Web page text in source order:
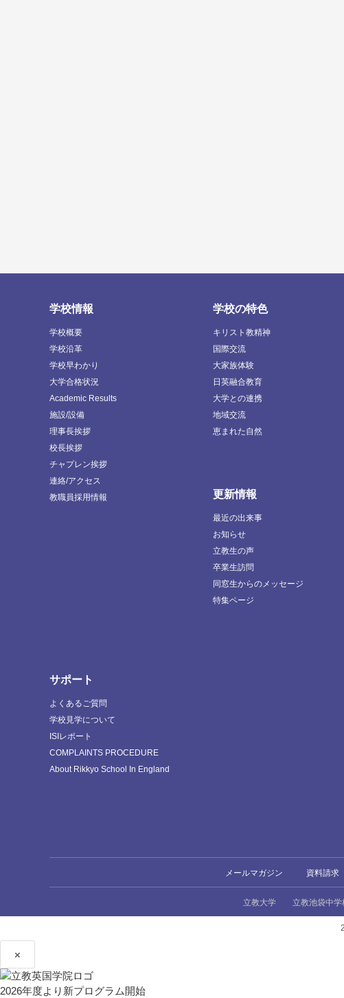
学校情報
学校概要
学校沿革
学校早わかり
大学合格状況
Academic Results
施設/設備
理事長挨拶
校長挨拶
チャプレン挨拶
連絡/アクセス
教職員採用情報
学校の特色
キリスト教精神
国際交流
大家族体験
日英融合教育
大学との連携
地域交流
恵まれた自然
更新情報
最近の出来事
お知らせ
立教生の声
卒業生訪問
同窓生からのメッセージ
特集ページ
サポート
よくあるご質問
学校見学について
ISIレポート
COMPLAINTS PROCEDURE
About Rikkyo School In England
メールマガジン 資料請求
立教大学 立教池袋中
×
2026年度より新プログラム開始